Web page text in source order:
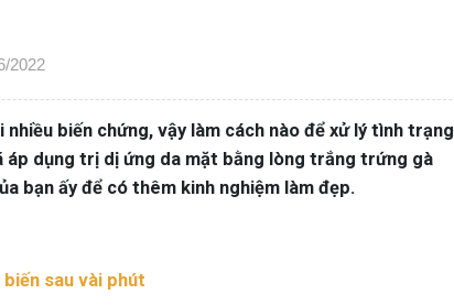
2022
nhiều biến chứng, vậy làm cách nào để xử lý tình trạng
áp dụng trị dị ứng da mặt bằng lòng trắng trứng gà
bạn ấy để có thêm kinh nghiệm làm đẹp.
sau vài phút